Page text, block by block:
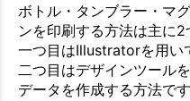
ボトル・タンブラー・マ
ンを印刷する方法は主に2
一つ目はIllustratorを用い
二つ目はデザインツール
データを作成する方法です